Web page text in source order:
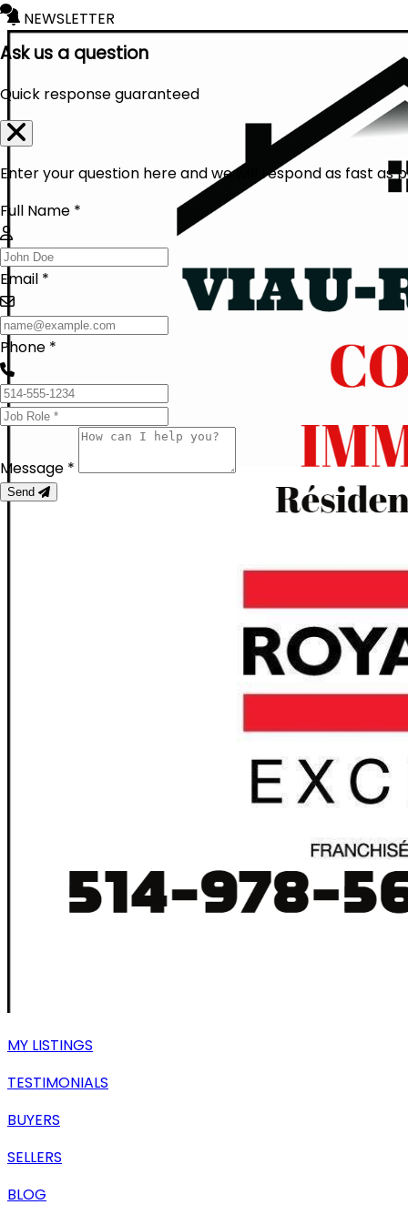
NEWSLETTER
MY LISTINGS
TESTIMONIALS
BUYERS
SELLERS
BLOG
Ask us a question
Quick response guaranteed
Enter your question here and we will respond as fast as
Full Name *
Email *
Phone *
Message *
Send